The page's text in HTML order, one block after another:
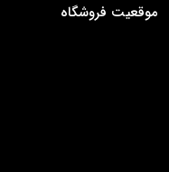
موقعیت فروشگاه